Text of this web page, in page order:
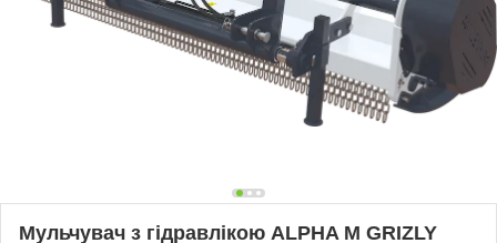
Мульчувач з гідравлікою ALPHA M GRIZLY